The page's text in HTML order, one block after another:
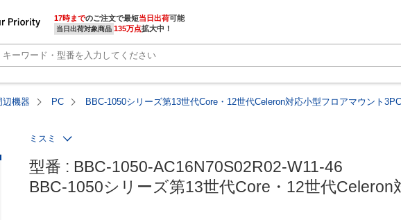
17時までのご注文で最短当日出荷
当日出荷対象商品 135万点拡大中！
辺機器 PC BBC-1050シリーズ第13世代Core・12世代Celeron対応小型フロアマウント
ミスミ
型番 : BBC-1050-AC16N70S02R02-W11-46
BBC-1050シリーズ第13世代Core・12世代